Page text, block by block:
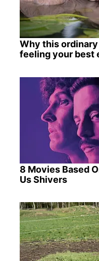
Why this
feeling your best
8 Movies Based
Us Shivers